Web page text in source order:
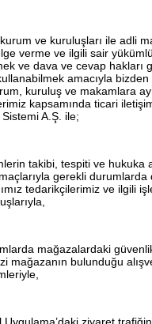
ve kuruluşları ile adli
verme ve ilgili sair
ve dava ve cevap hakları
amacıyla
kuruluş ve makamlara
kapsamında ticari
A.Ş. ile;
takibi, tespiti ve hukuka
gerekli durumlarda
tedarikçilerimiz ve ilgili
mağazalardaki
mağazanın bulunduğu
ziyaret